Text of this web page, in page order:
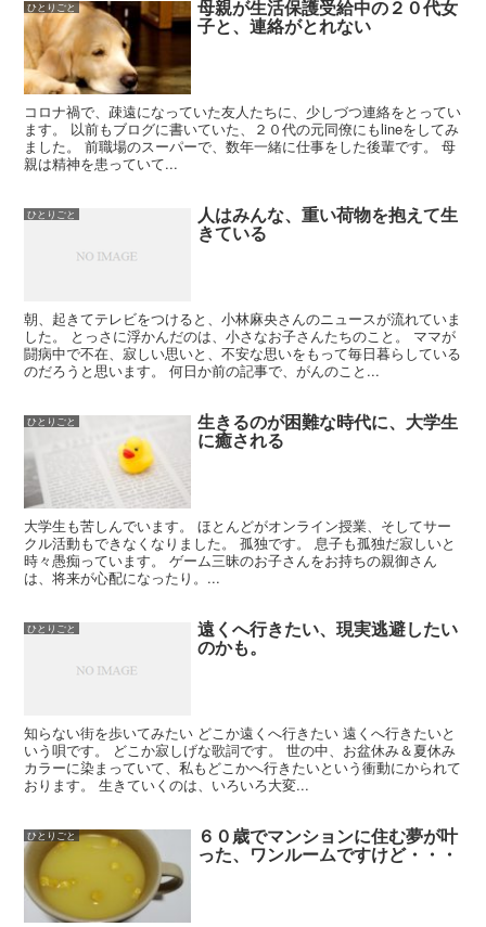
ひとりごと 母親が生活保護受給中の２０代女
子と、連絡がとれない
コロナ禍で、疎遠になっていた友人たちに、少しづつ連絡をとってい
ます。 以前もブログに書いていた、２０代の元同僚にもlineをしてみ
ました。 前職場のスーパーで、数年一緒に仕事をした後輩です。 母
親は精神を患っていて...
ひとりごと 人はみんな、重い荷物を抱えて生
きている
朝、起きてテレビをつけると、小林麻央さんのニュースが流れていま
した。 とっさに浮かんだのは、小さなお子さんたちのこと。 ママが
闘病中で不在、寂しい思いと、不安な思いをもって毎日暮らしている
のだろうと思います。 何日か前の記事で、がんのこと...
ひとりごと 生きるのが困難な時代に、大学生
に癒される
大学生も苦しんでいます。 ほとんどがオンライン授業、そしてサー
クル活動もできなくなりました。 孤独です。 息子も孤独だ寂しいと
時々愚痴っています。 ゲーム三昧のお子さんをお持ちの親御さん
は、将来が心配になったり。...
ひとりごと 遠くへ行きたい、現実逃避したい
のかも。
知らない街を歩いてみたい どこか遠くへ行きたい 遠くへ行きたいと
いう唄です。 どこか寂しげな歌詞です。 世の中、お盆休み＆夏休み
カラーに染まっていて、私もどこかへ行きたいという衝動にかられて
おります。 生きていくのは、いろいろ大変...
ひとりごと ６０歳でマンションに住む夢が叶
った、ワンルームですけど・・・